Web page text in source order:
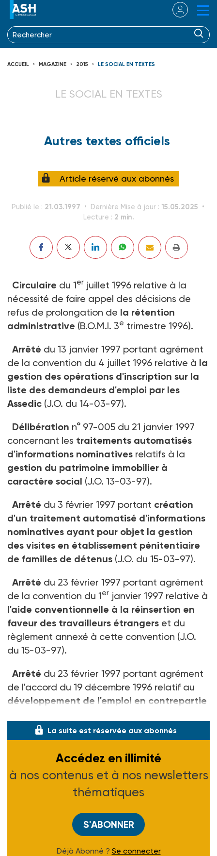
ACCUEIL MAGAZINE 2015 LE SOCIAL EN TEXTES
LE SOCIAL EN TEXTES
Autres textes officiels
Article réservé aux abonnés
Publié le : 21.03.1997 Dernière Mise à jour : 15.05.2025
Lecture : 2 min.
Circulaire du 1er juillet 1996 relative à la
nécessité de faire appel des décisions de
refus de prolongation de la rétention
administrative (B.O.M.I. 3e trimestre 1996).
Arrêté du 13 janvier 1997 portant agrément
de la convention du 4 juillet 1996 relative à la
gestion des opérations d'inscription sur la
liste des demandeurs d'emploi par les
Assedic (J.O. du 14-03-97).
Délibération n° 97-005 du 21 janvier 1997
concernant les traitements automatisés
d'informations nominatives relatifs à la
gestion du patrimoine immobilier à
caractère social (J.O. 13-03-97).
Arrêté du 3 février 1997 portant création
d'un traitement automatisé d'informations
nominatives ayant pour objet la gestion
des visites en établissement pénitentiaire
de familles de détenus (J.O. du 15-03-97).
Arrêté du 23 février 1997 portant agrément
de la convention du 1er janvier 1997 relative à
l'aide conventionnelle à la réinsertion en
faveur des travailleurs étrangers et du
règlement annexé à cette convention (J.O.
du 15-03-97).
Arrêté du 23 février 1997 portant agrément
de l'accord du 19 décembre 1996 relatif au
développement de l'emploi en contrepartie
La suite est réservée aux abonnés
Accédez en illimité
à nos contenus et à nos newsletters
thématiques
S'ABONNER
Déjà Abonné ? Se connecter